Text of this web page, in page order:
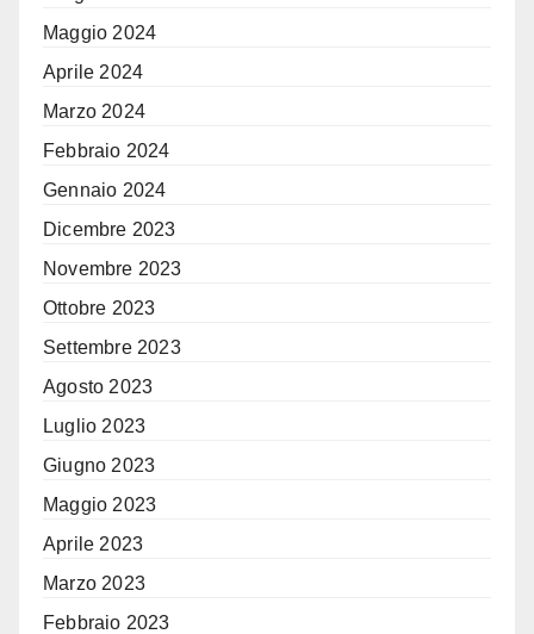
Maggio 2024
Aprile 2024
Marzo 2024
Febbraio 2024
Gennaio 2024
Dicembre 2023
Novembre 2023
Ottobre 2023
Settembre 2023
Agosto 2023
Luglio 2023
Giugno 2023
Maggio 2023
Aprile 2023
Marzo 2023
Febbraio 2023